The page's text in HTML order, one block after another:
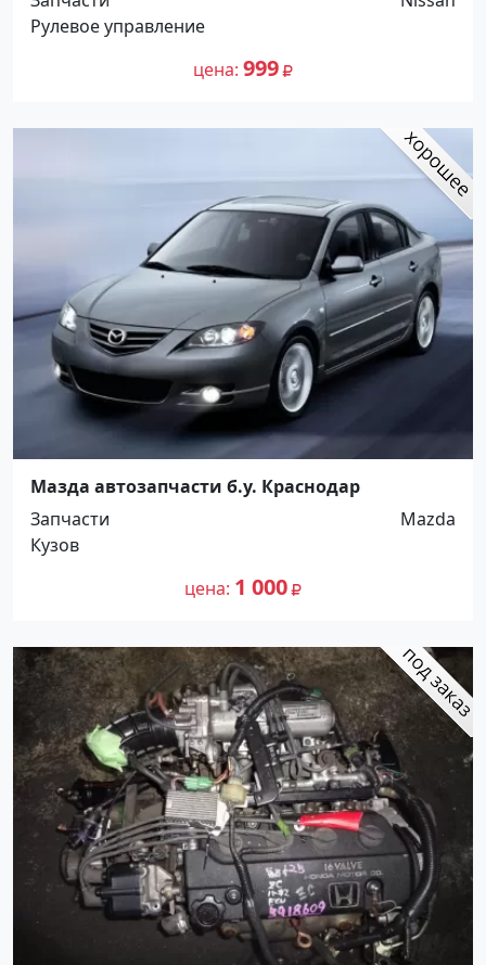
Рулевое управление
цена 999
Мазда автозапчасти б.у. Краснодар
Запчасти
Mazda
Кузов
цена 1 000